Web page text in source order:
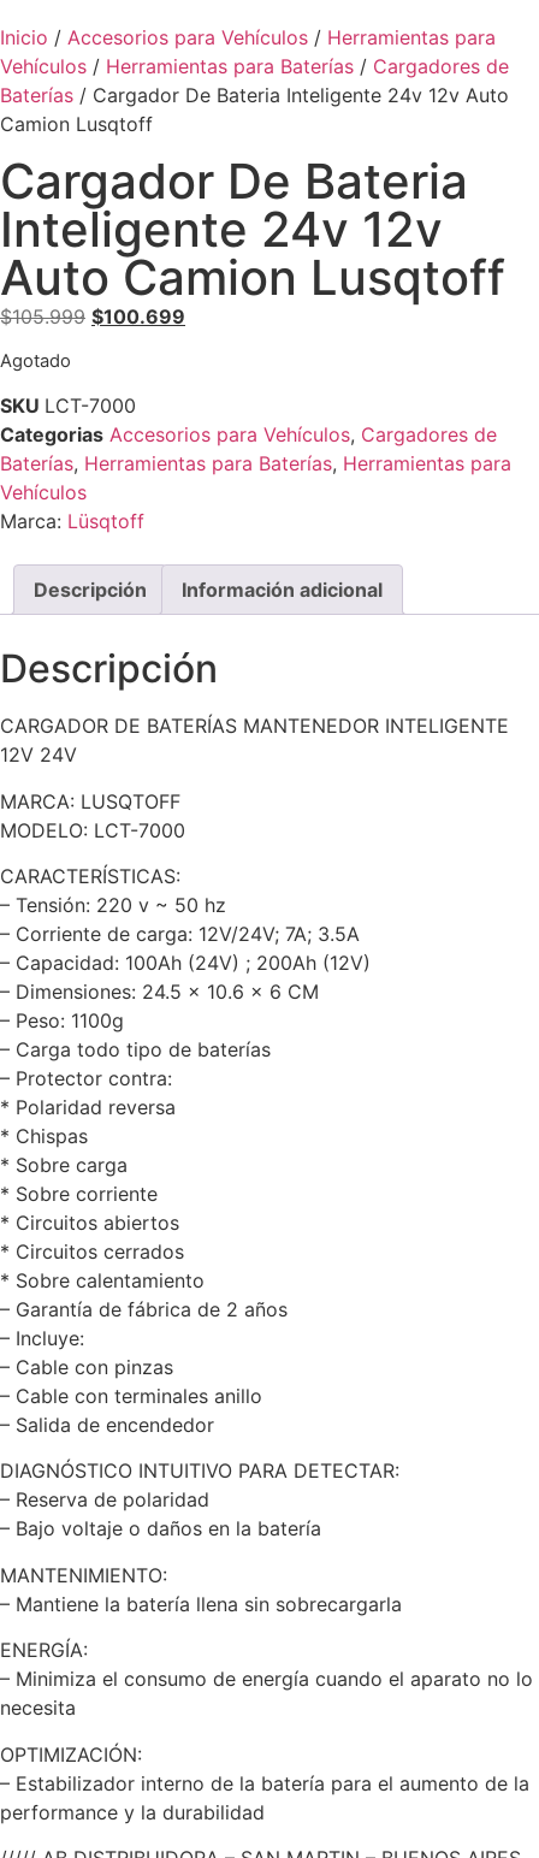
Inicio / Accesorios para Vehículos / Herramientas para
Vehículos / Herramientas para Baterías / Cargadores de
Baterías / Cargador De Bateria Inteligente 24v 12v Auto
Camion Lusqtoff
Cargador De Bateria
Inteligente 24v 12v
Auto Camion Lusqtoff
$105.999 $100.699
Agotado
SKU LCT-7000
Categorias Accesorios para Vehículos, Cargadores de
Baterías, Herramientas para Baterías, Herramientas para
Vehículos
Marca: Lüsqtoff
Descripción Información adicional
Descripción
CARGADOR DE BATERÍAS MANTENEDOR INTELIGENTE
12V 24V
MARCA: LUSQTOFF
MODELO: LCT-7000
CARACTERÍSTICAS:
– Tensión: 220 v ~ 50 hz
– Corriente de carga: 12V/24V; 7A; 3.5A
– Capacidad: 100Ah (24V) ; 200Ah (12V)
– Dimensiones: 24.5 x 10.6 x 6 CM
– Peso: 1100g
– Carga todo tipo de baterías
– Protector contra:
* Polaridad reversa
* Chispas
* Sobre carga
* Sobre corriente
* Circuitos abiertos
* Circuitos cerrados
* Sobre calentamiento
– Garantía de fábrica de 2 años
– Incluye:
– Cable con pinzas
– Cable con terminales anillo
– Salida de encendedor
DIAGNÓSTICO INTUITIVO PARA DETECTAR:
– Reserva de polaridad
– Bajo voltaje o daños en la batería
MANTENIMIENTO:
– Mantiene la batería llena sin sobrecargarla
ENERGÍA:
– Minimiza el consumo de energía cuando el aparato no lo
necesita
OPTIMIZACIÓN:
– Estabilizador interno de la batería para el aumento de la
performance y la durabilidad